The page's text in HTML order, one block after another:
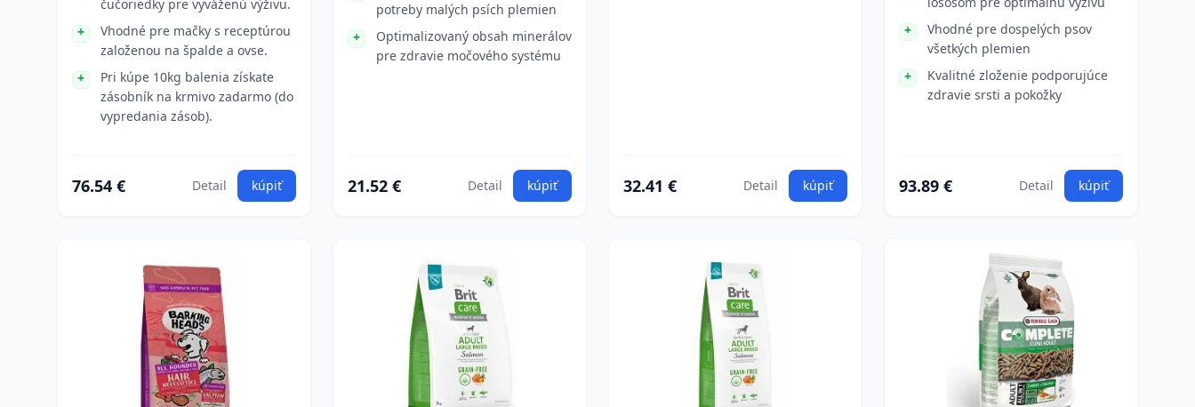
čučoriedky pre vyváženú výživu.
Vhodné pre mačky s receptúrou
založenou na špalde a ovse.
Pri kúpe 10kg balenia získate
zásobník na krmivo zadarmo (do
vypredania zásob).
76.54 € Detail kúpiť
potreby malých psích plemien
Optimalizovaný obsah minerálov
pre zdravie močového systému
21.52 € Detail kúpiť 32.41 € Detail kúpiť
Vhodné pre dospelých psov
všetkých plemien
Kvalitné zloženie podporujúce
zdravie srsti a pokožky
93.89 € Detail kúpiť